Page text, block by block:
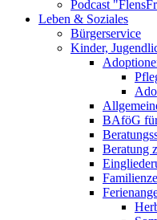
Podcast
Leben & Soziales
Bürgerservice
Kinder,
BAföG
Beratung